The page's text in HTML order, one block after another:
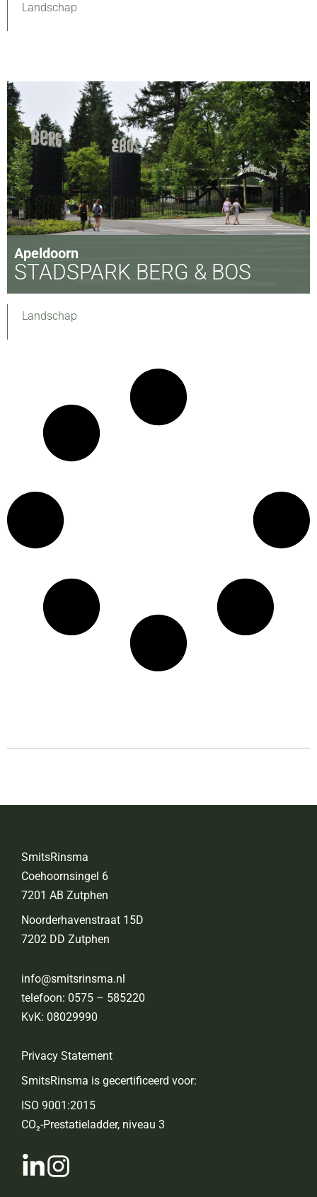
Landschap
Apeldoorn
STADSPARK BERG & BOS
Landschap
SmitsRinsma
Coehoornsingel 6
7201 AB Zutphen
Noorderhavenstraat 15D
7202 DD Zutphen
info@smitsrinsma.nl
telefoon: 0575 – 585220
KvK: 08029990
Privacy Statement
SmitsRinsma is gecertificeerd voor:
ISO 9001:2015
CO₂-Prestatieladder, niveau 3